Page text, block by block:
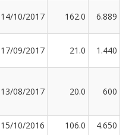
14/10/2017 162.0 6.889
17/09/2017 21.0 1.440
13/08/2017 20.0 600
15/10/2016 106.0
4.650